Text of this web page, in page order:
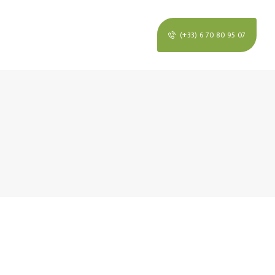
(+33) 6 70 80 95 07